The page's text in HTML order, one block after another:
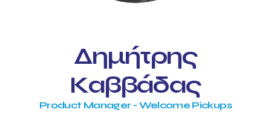
Δημήτρης
Καββάδας
Product Manager - Welcome Pickups